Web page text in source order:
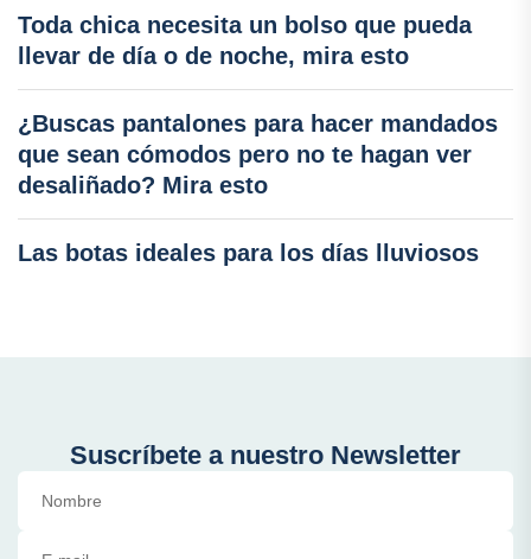
Toda chica necesita un bolso que pueda
llevar de día o de noche, mira esto
¿Buscas pantalones para hacer mandados
que sean cómodos pero no te hagan ver
desaliñado? Mira esto
Las botas ideales para los días lluviosos
Suscríbete a nuestro Newsletter